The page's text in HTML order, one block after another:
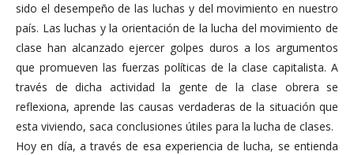
sido el desempeño de las luchas y del movimiento en nuestro
país. Las luchas y la orientación de la lucha del movimiento de
clase han alcanzado ejercer golpes duros a los argumentos
que promueven las fuerzas políticas de la clase capitalista. A
través de dicha actividad la gente de la clase obrera se
reflexiona, aprende las causas verdaderas de la situación que
esta viviendo, saca conclusiones útiles para la lucha de clases.
Hoy en día, a través de esa experiencia de lucha, se entienda